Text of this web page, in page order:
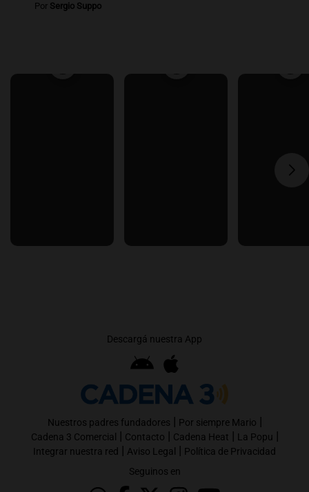
Por Sergio Suppo
Descargá nuestra App
Nuestros padres fundadores | Por siempre Mario |
Cadena 3 Comercial | Contacto | Cadena Heat | La Popu |
Integrar nuestra red | Aviso Legal | Política de Privacidad
Seguinos en